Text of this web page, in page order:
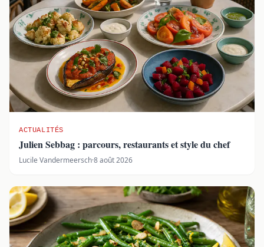
ACTUALITÉS
Julien Sebbag : parcours, restaurants et style du chef
Lucile Vandermeersch·8 août 2026